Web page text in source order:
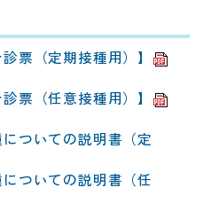
票（定期接種用）】
票（任意接種用）】
についての説明書（定
についての説明書（任